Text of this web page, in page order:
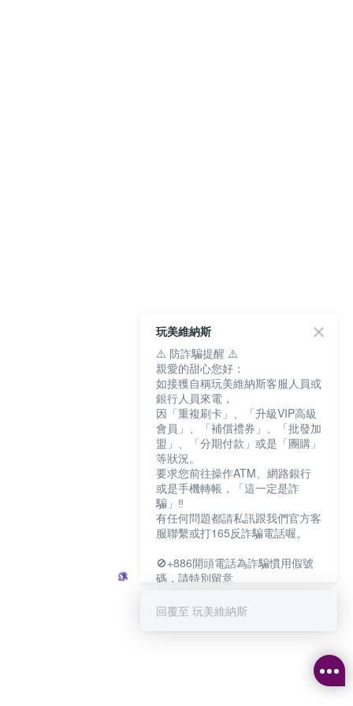
玩美維納斯
⚠️ 防詐騙提醒 ⚠️
親愛的甜心您好：
如接獲自稱玩美維納斯客服人員或
銀行人員來電，
因「重複刷卡」、「升級VIP高級
會員」、「補償禮券」、「批發加
盟」、「分期付款」或是「團購」
等狀況。
要求您前往操作ATM、網路銀行
或是手機轉帳，「這一定是詐
騙」‼️
有任何問題都請私訊跟我們官方客
服聯繫或打165反詐騙電話喔。
🚫+886開頭電話為詐騙慣用假號
碼，請特別留意
如何聯繫玩美維納斯客服?
可點擊下方對話框 "回覆 玩美維納
回覆至 玩美維納斯